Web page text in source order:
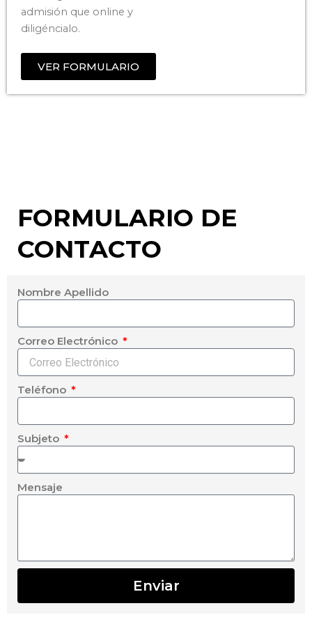
admisión que online y
diligéncialo.
VER FORMULARIO
FORMULARIO DE
CONTACTO
Nombre Apellido
Correo Electrónico
Teléfono
Subjeto
Mensaje
Enviar